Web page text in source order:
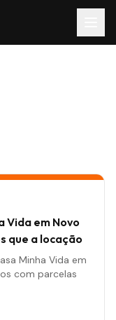
Vida em Novo
que a locação
Minha Vida em
com parcelas